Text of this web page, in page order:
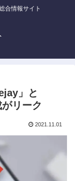
合情報サイト
」と
リーク
2021.11.01